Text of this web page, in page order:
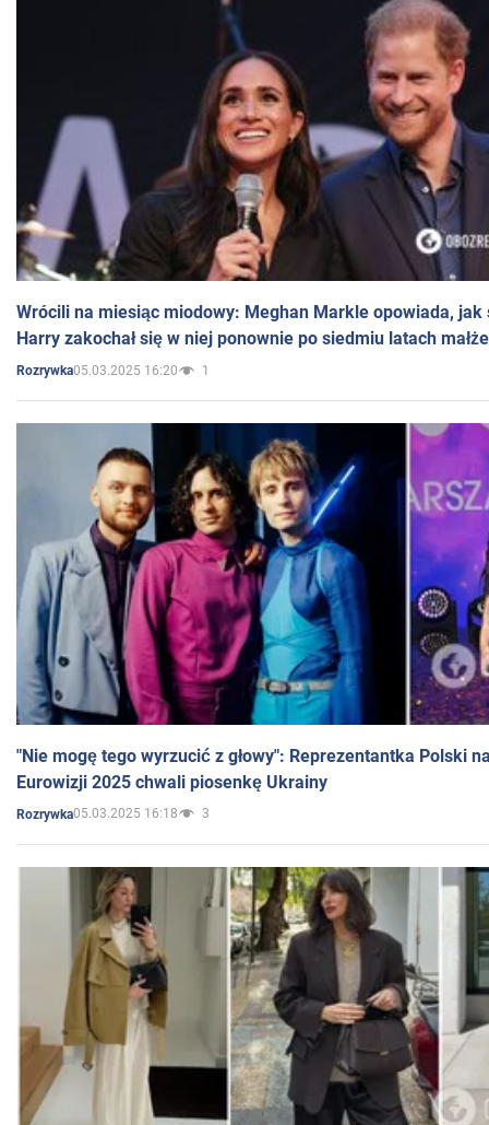
Wrócili na miesiąc miodowy: Meghan Markle opowiada, jak
Harry zakochał się w niej ponownie po siedmiu latach
Rozrywka05.03.2025 16:20 1
"Nie mogę tego wyrzucić z głowy": Reprezentantka Polski
Eurowizji 2025 chwali piosenkę Ukrainy
Rozrywka05.03.2025 16:18 3